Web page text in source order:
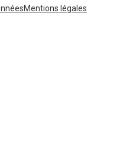
Mentions légales